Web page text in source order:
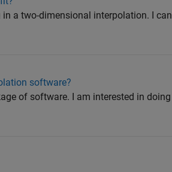
in a two-dimensional interpolation. I
software?
of software. I am interested in